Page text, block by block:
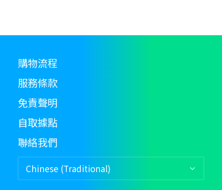
購物流程
服務條款
免責聲明
自取據點
聯絡我們